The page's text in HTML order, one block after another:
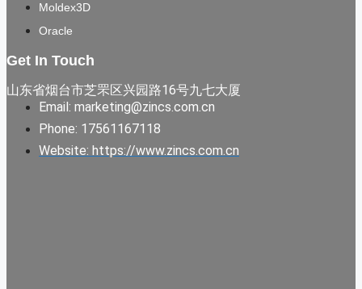
Moldex3D
Oracle
Get In Touch
山东省烟台市芝罘区兴园路16号九七大厦
Email: marketing@zincs.com.cn
Phone: 17561167118
Website: https://www.zincs.com.cn